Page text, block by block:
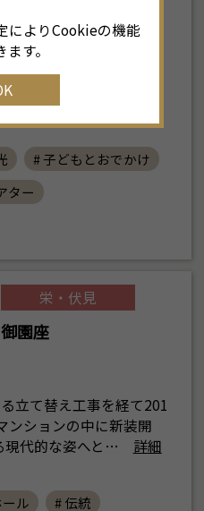
ができない電気をはじ
てさまざまな角度から
しぎを解き…
# 子どもとおでかけ
ター
栄・伏見
御園座
立て替え工事を経て201
ンションの中に新装開
現代的な姿へと…
詳細
ル # 伝統
によりCookieの機能
す。